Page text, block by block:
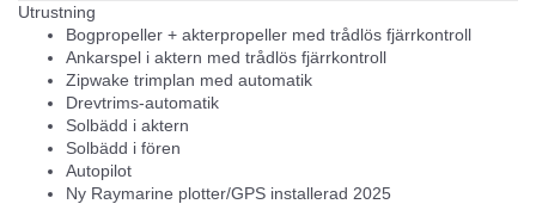
Utrustning
Bogpropeller + akterpropeller med trådlös fjärrkontroll
Ankarspel i aktern med trådlös fjärrkontroll
Zipwake trimplan med automatik
Drevtrims‑automatik
Solbädd i aktern
Solbädd i fören
Autopilot
Ny Raymarine plotter/GPS installerad 2025